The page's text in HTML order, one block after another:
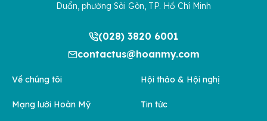
Duẩn, phường Sài Gòn, TP. Hồ Chí Minh
(028) 3820 6001
contactus@hoanmy.com
Về chúng tôi
Mạng lưới Hoàn Mỹ
Hội thảo & Hội nghị
Tin tức